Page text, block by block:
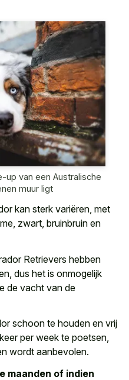
up van een Australische
muur ligt
kan sterk variëren, met
zwart, bruinbruin en
Retrievers hebben
dus het is onmogelijk
de vacht van de
schoon te houden en vrij
per week te poetsen,
wordt aanbevolen.
maanden of indien